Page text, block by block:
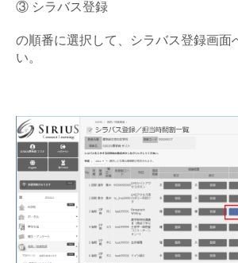
③ シラバス登録
の順番に選択して、シラバス登録画面
い。